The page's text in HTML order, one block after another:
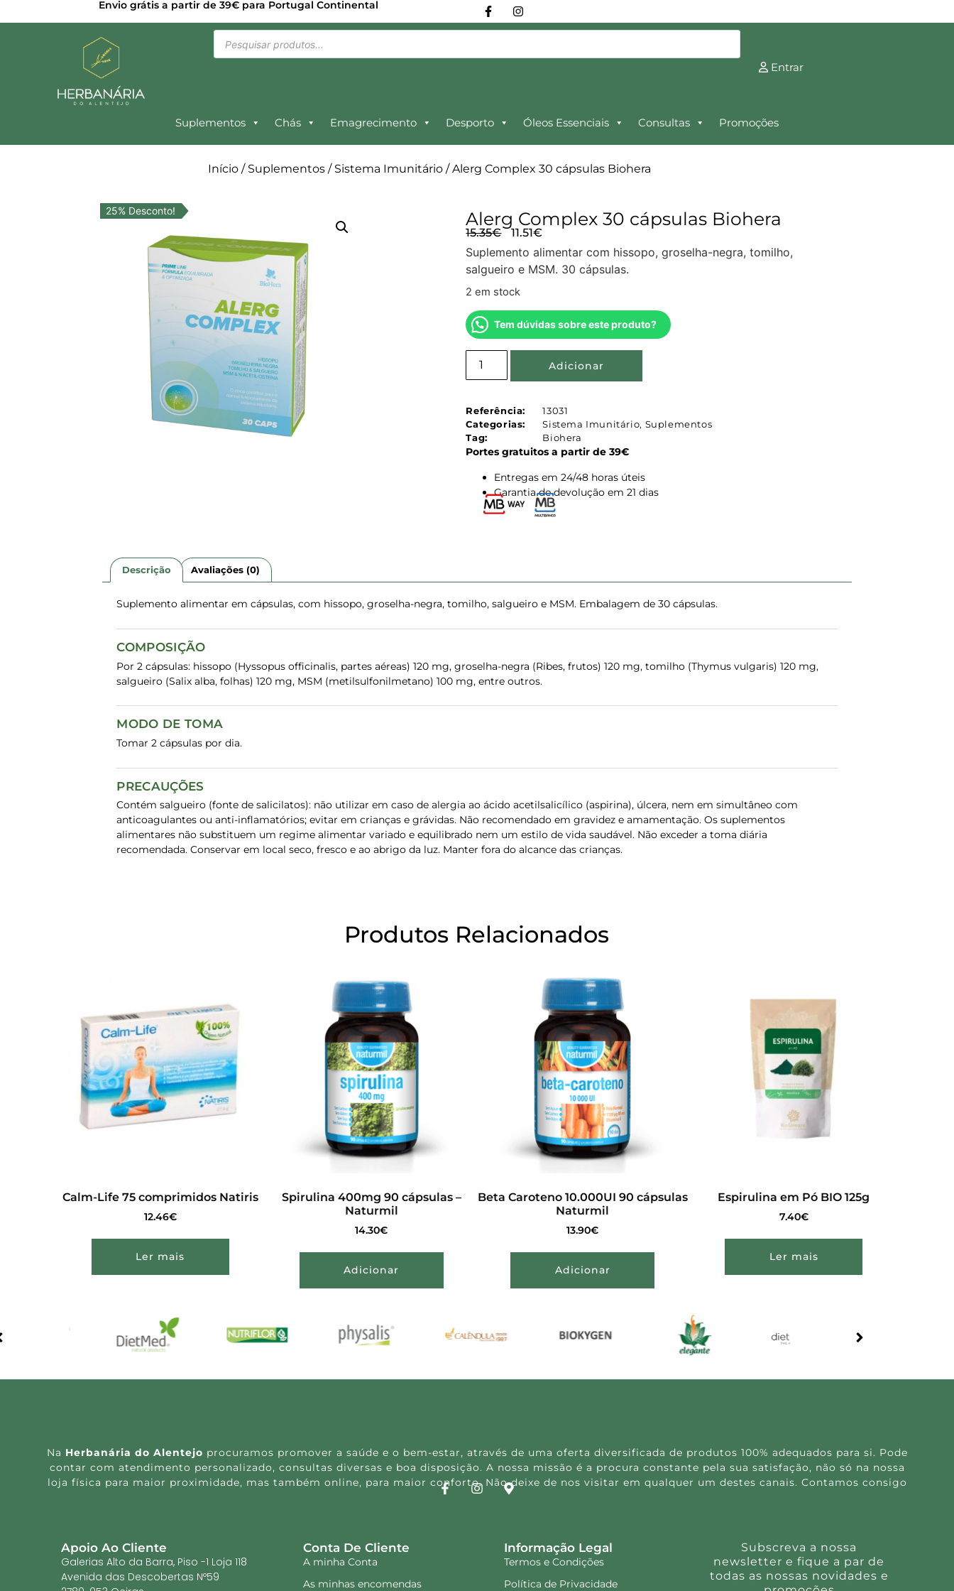
Envio grátis a partir de 39€ para Portugal Continental
Entrar
Suplementos Chás Emagrecimento Desporto Óleos Essenciais Consultas Promoções
Início/ Suplementos/ Sistema Imunitário/ Alerg Complex 30 cápsulas Biohera
25% Desconto! Alerg Complex 30 cápsulas Biohera
15.35€ 11.51€
Suplemento alimentar com hissopo, groselha-negra, tomilho,
salgueiro e MSM. 30 cápsulas.
2 em stock
Tem dúvidas sobre este produto?
Adicionar
Referência:
13031
Categorias:
Sistema Imunitário, Suplementos
Tag:
Biohera
Portes gratuitos a partir de 39€
Entregas em 24/48 horas úteis
Garantia de devolução em 21 dias
Descrição Avaliações (0)
Suplemento alimentar em cápsulas, com hissopo, groselha-negra, tomilho, salgueiro e MSM. Embalagem de 30 cápsulas.
COMPOSIÇÃO
Por 2 cápsulas: hissopo (Hyssopus officinalis, partes aéreas) 120 mg, groselha-negra (Ribes, frutos) 120 mg, tomilho (Thymus vulgaris) 120 mg,
salgueiro (Salix alba, folhas) 120 mg, MSM (metilsulfonilmetano) 100 mg, entre outros.
MODO DE TOMA
Tomar 2 cápsulas por dia.
PRECAUÇÕES
Contém salgueiro (fonte de salicilatos): não utilizar em caso de alergia ao ácido acetilsalicílico (aspirina), úlcera, nem em simultâneo com
anticoagulantes ou anti-inflamatórios; evitar em crianças e grávidas. Não recomendado em gravidez e amamentação. Os suplementos
alimentares não substituem um regime alimentar variado e equilibrado nem um estilo de vida saudável. Não exceder a toma diária
recomendada. Conservar em local seco, fresco e ao abrigo da luz. Manter fora do alcance das crianças.
Produtos Relacionados
Calm-Life 75 comprimidos Natiris
12.46€
Ler mais
Spirulina 400mg 90 cápsulas –
Naturmil
14.30€
Adicionar
Beta Caroteno 10.000UI 90 cápsulas
Naturmil
13.90€
Adicionar
Espirulina em Pó BIO 125g
7.40€
Ler mais
Na Herbanária do Alentejo procuramos promover a saúde e o bem-estar, através de uma oferta diversificada de produtos 100% adequados para si. Pode
contar com atendimento personalizado, consultas diversas e boa disposição. A nossa missão é a procura constante pela sua satisfação, não só na nossa
loja física para maior proximidade, mas também online, para maior conforto. Não deixe de nos visitar em qualquer um destes canais. Contamos consigo
Apoio Ao Cliente
Galerias Alto da Barra, Piso -1 Loja 118
Avenida das Descobertas Nº59
Conta De Cliente
A minha Conta
As minhas encomendas
Informação Legal
Termos e Condições
Política de Privacidade
Subscreva a nossa
newsletter e fique a par de
todas as nossas novidades e